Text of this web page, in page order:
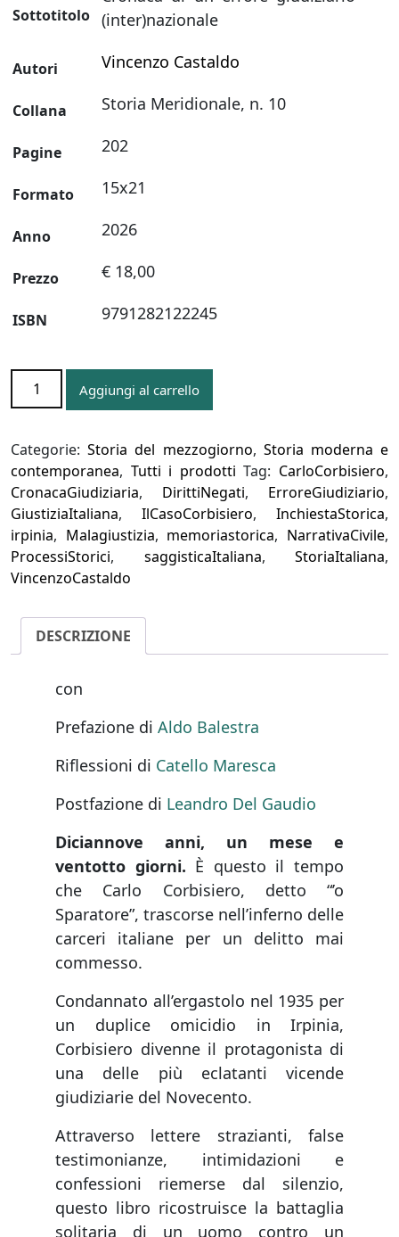
Sottotitolo (inter)nazionale
Autori Vincenzo Castaldo
Collana Storia Meridionale, n. 10
Pagine 202
Formato 15x21
Anno 2026
Prezzo € 18,00
ISBN 9791282122245
caso
quantità
Aggiungi al carrello
Categorie:Storia del mezzogiorno, Storia moderna e
contemporanea, Tutti i prodotti Tag: CarloCorbisiero,
CronacaGiudiziaria, DirittiNegati, ErroreGiudiziario,
GiustiziaItaliana, IlCasoCorbisiero, InchiestaStorica,
irpinia, Malagiustizia, memoriastorica, NarrativaCivile,
ProcessiStorici, saggisticaItaliana, StoriaItaliana,
VincenzoCastaldo
DESCRIZIONE
con
Prefazione di Aldo Balestra
Riflessioni di Catello Maresca
Postfazione di Leandro Del Gaudio
Diciannove anni, un mese e
ventotto giorni. È questo il tempo
che Carlo Corbisiero, detto “’o
Sparatore”, trascorse nell’inferno delle
carceri italiane per un delitto mai
commesso.
Condannato all’ergastolo nel 1935 per
un duplice omicidio in Irpinia,
Corbisiero divenne il protagonista di
una delle più eclatanti vicende
giudiziarie del Novecento.
Attraverso lettere strazianti, false
testimonianze, intimidazioni e
confessioni riemerse dal silenzio,
questo libro ricostruisce la battaglia
solitaria di un uomo contro un